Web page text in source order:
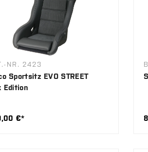
NR. 2423
Sportsitz EVO STREET
Edition
€*